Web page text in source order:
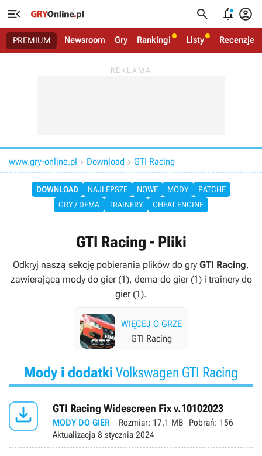
   
PREMIUM Newsroom Gry Rankingi Listy Recenzje
www.gry-online.pl  Download  GTI Racing
DOWNLOAD NAJLEPSZE NOWE MODY
PATCHE
GRY / DEMA
TRAINERY CHEAT ENGINE
GTI Racing - Pliki
Odkryj naszą sekcję pobierania plików do gry GTI Racing,
zawierającą mody do gier (1), dema do gier (1) i trainery do
gier (1).
WIĘCEJ O GRZE
GTI Racing
Mody i dodatkiVolkswagen GTI Racing
 GTI Racing Widescreen Fix v.10102023
MODY DO GIER Rozmiar: 17,1 MB Pobrań: 156
Aktualizacja 8 stycznia 2024